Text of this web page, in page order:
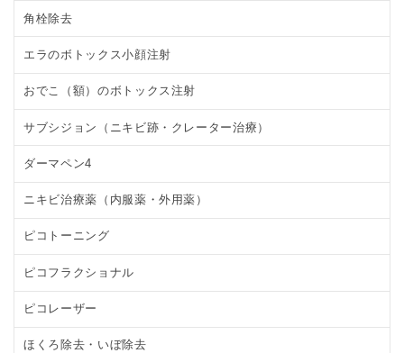
角栓除去
エラのボトックス小顔注射
おでこ（額）のボトックス注射
サブシジョン（ニキビ跡・クレーター治療）
ダーマペン4
ニキビ治療薬（内服薬・外用薬）
ピコトーニング
ピコフラクショナル
ピコレーザー
ほくろ除去・いぼ除去